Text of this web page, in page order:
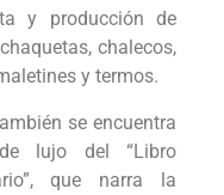
y producción de
chalecos,
y termos.
se encuentra
lujo del “Libro
que narra la